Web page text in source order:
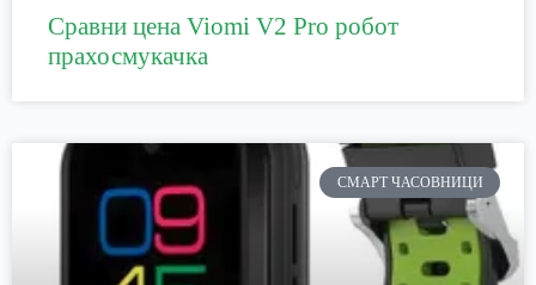
Сравни цена Viomi V2 Pro робот
прахосмукачка
СМАРТ ЧАСОВНИЦИ